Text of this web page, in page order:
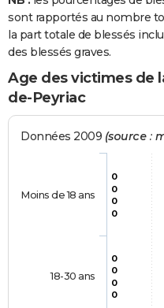
sont rapportés au nombre
la part totale de blessés
des blessés graves.
Age des victimes de
de-Peyriac
Données 2009 (source :
0
0
0
0
0
0
0
0
Moins de 18 ans
18-30 ans